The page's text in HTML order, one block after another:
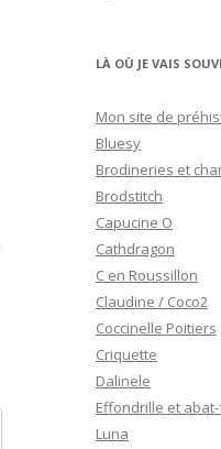
LÀ OÙ JE VAIS
Mon site de
Bluesy
Brodineries et
Brodstitch
Capucine O
Cathdragon
C en Roussillon
Claudine / Coco2
Coccinelle Poitiers
Criquette
Dalinele
Effondrille et
Luna